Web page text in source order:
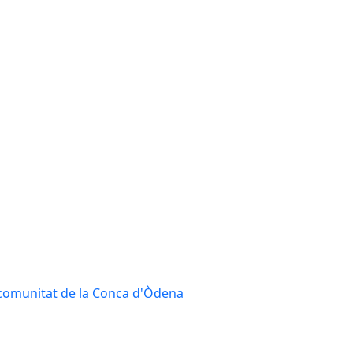
de la Conca d'Òdena